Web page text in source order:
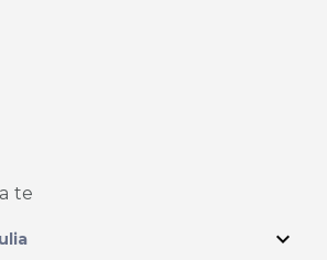
facebook
su youtube
su instagram
a te
expand_more